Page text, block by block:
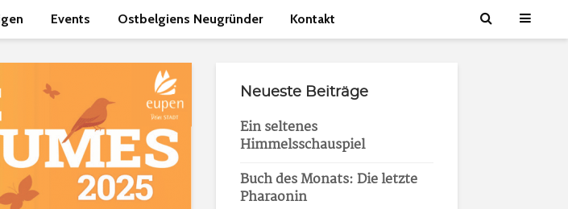
Events Ostbelgiens Neugründer Kontakt
Neueste Beiträge
Ein seltenes
Himmelsschauspiel
Buch des Monats: Die letzte
Pharaonin